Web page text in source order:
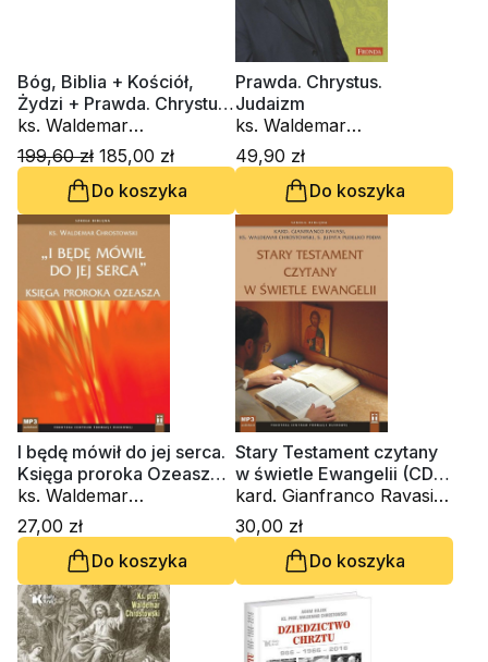
Bóg, Biblia + Kościół,
Żydzi + Prawda. Chrystus
+ Niech wasza mowa
będzie
ks. Waldemar
Chrostowski
199,60 zł 185,00 zł
Do koszyka
Prawda. Chrystus.
Judaizm
ks. Waldemar
Chrostowski
49,90 zł
Do koszyka
I będę mówił do jej serca.
Księga proroka Ozeasza
(CD-audiobook)
ks. Waldemar
Chrostowski
27,00 zł
Do koszyka
Stary Testament czytany
w świetle Ewangelii (CD-
audiobook)
kard. Gianfranco Ravasi,
ks. Waldemar
Chrostowski, s. Judyta
Pudełko PDDM
30,00 zł
Do koszyka